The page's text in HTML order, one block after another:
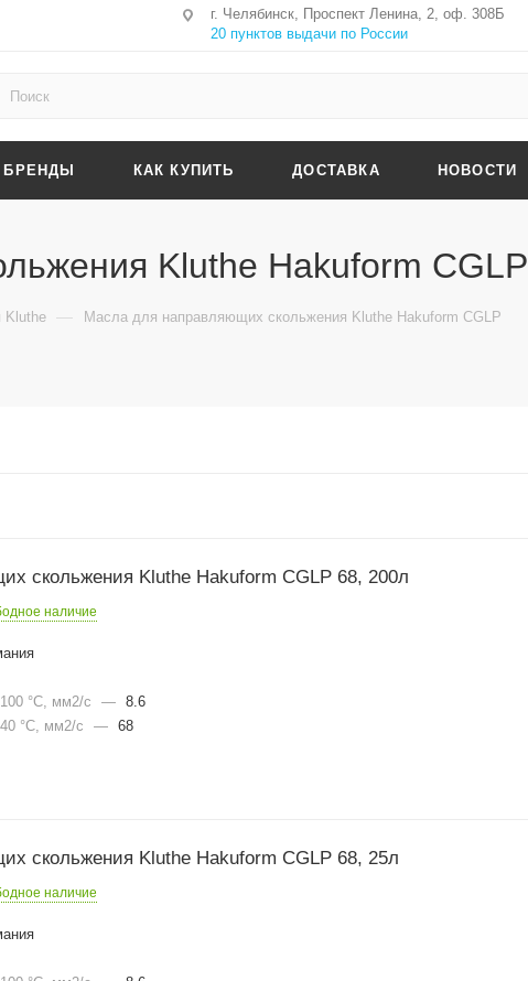
г. Челябинск, Проспект Ленина, 2, оф. 308Б
20 пунктов выдачи по России
БРЕНДЫ КАК КУПИТЬ ДОСТАВКА НОВОСТИ
Kluthe Hakuform CGLP
Kluthe — Масла для направляющих скольжения Kluthe Hakuform CGLP
скольжения Kluthe Hakuform CGLP 68, 200л
наличие
100 °С, мм2/с
— 8.6
40 °С, мм2/с
— 68
скольжения Kluthe Hakuform CGLP 68, 25л
наличие